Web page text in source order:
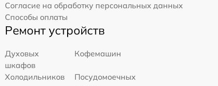
Согласие на обработку персональных данных
Способы оплаты
Ремонт устройств
Духовых
шкафов
Кофемашин
Холодильников
Посудомоечных